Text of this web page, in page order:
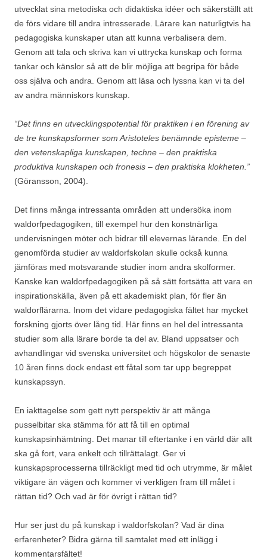
utvecklat sina metodiska och didaktiska idéer och säkerställt att
de förs vidare till andra intresserade. Lärare kan naturligtvis ha
pedagogiska kunskaper utan att kunna verbalisera dem.
Genom att tala och skriva kan vi uttrycka kunskap och forma
tankar och känslor så att de blir möjliga att begripa för både
oss själva och andra. Genom att läsa och lyssna kan vi ta del
av andra människors kunskap.
“Det finns en utvecklingspotential för praktiken i en förening av
de tre kunskapsformer som Aristoteles benämnde episteme –
den vetenskapliga kunskapen, techne – den praktiska
produktiva kunskapen och fronesis – den praktiska klokheten.”
(Göransson, 2004).
Det finns många intressanta områden att undersöka inom
waldorfpedagogiken, till exempel hur den konstnärliga
undervisningen möter och bidrar till elevernas lärande. En del
genomförda studier av waldorfskolan skulle också kunna
jämföras med motsvarande studier inom andra skolformer.
Kanske kan waldorfpedagogiken på så sätt fortsätta att vara en
inspirationskälla, även på ett akademiskt plan, för fler än
waldorflärarna. Inom det vidare pedagogiska fältet har mycket
forskning gjorts över lång tid. Här finns en hel del intressanta
studier som alla lärare borde ta del av. Bland uppsatser och
avhandlingar vid svenska universitet och högskolor de senaste
10 åren finns dock endast ett fåtal som tar upp begreppet
kunskapssyn.
En iakttagelse som gett nytt perspektiv är att många
pusselbitar ska stämma för att få till en optimal
kunskapsinhämtning. Det manar till eftertanke i en värld där allt
ska gå fort, vara enkelt och tillrättalagt. Ger vi
kunskapsprocesserna tillräckligt med tid och utrymme, är målet
viktigare än vägen och kommer vi verkligen fram till målet i
rättan tid? Och vad är för övrigt i rättan tid?
Hur ser just du på kunskap i waldorfskolan? Vad är dina
erfarenheter? Bidra gärna till samtalet med ett inlägg i
kommentarsfältet!